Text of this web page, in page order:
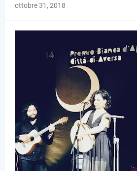
ottobre 31, 2018